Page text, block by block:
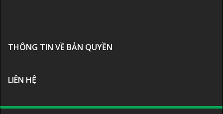
THÔNG TIN VỀ BẢN QUYỀN
LIÊN HỆ